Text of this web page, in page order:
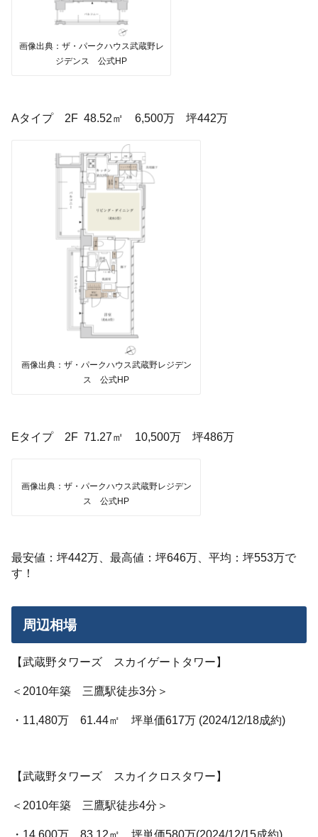
画像出典：ザ・パークハウス武蔵野レ
ジデンス 公式HP
Aタイプ 2F 48.52㎡ 6,500万 坪442万
画像出典：ザ・パークハウス武蔵野レジデン
ス 公式HP
Eタイプ 2F 71.27㎡ 10,500万 坪486万
画像出典：ザ・パークハウス武蔵野レジデン
ス 公式HP
最安値：坪442万、最高値：坪646万、平均：坪553万で
す！
周辺相場
【武蔵野タワーズ スカイゲートタワー】
＜2010年築 三鷹駅徒歩3分＞
・11,480万 61.44㎡ 坪単価617万 (2024/12/18成約)
【武蔵野タワーズ スカイクロスタワー】
＜2010年築 三鷹駅徒歩4分＞
・14,600万 83.12㎡ 坪単価580万(2024/12/15成約)